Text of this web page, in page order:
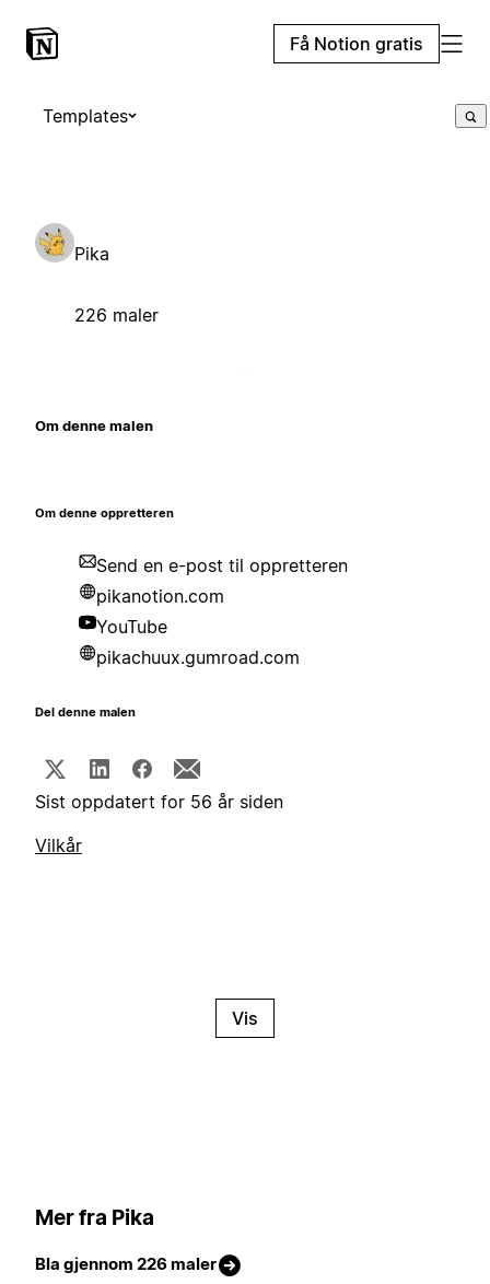
Få Notion gratis
Templates
Pika
226 maler
Om denne malen
Om denne oppretteren
Send en e-post til oppretteren
pikanotion.com
YouTube
pikachuux.gumroad.com
Del denne malen
Sist oppdatert for 56 år siden
Vilkår
Vis
Mer fra Pika
Bla gjennom 226 maler